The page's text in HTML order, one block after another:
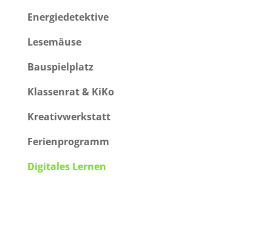
Energiedetektive
Lesemäuse
Bauspielplatz
Klassenrat & KiKo
Kreativwerkstatt
Ferienprogramm
Digitales Lernen